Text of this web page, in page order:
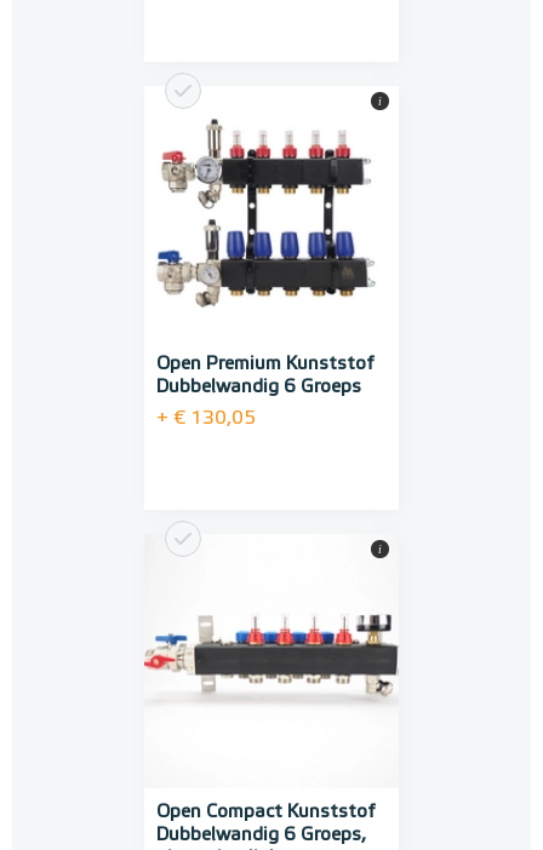
Open Premium Kunststof
Dubbelwandig 6 Groeps
+ € 130,05
i
Open Compact Kunststof
Dubbelwandig 6 Groeps,
i